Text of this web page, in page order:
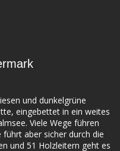
und dunkelgrüne
eingebettet in ein weites
Viele Wege führen
aber sicher durch die
und 51 Holzleitern geht es